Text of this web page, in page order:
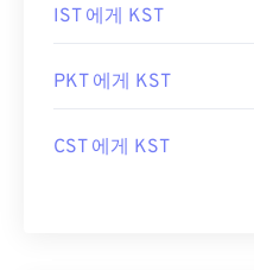
IST 에게 KST
PKT 에게 KST
CST 에게 KST